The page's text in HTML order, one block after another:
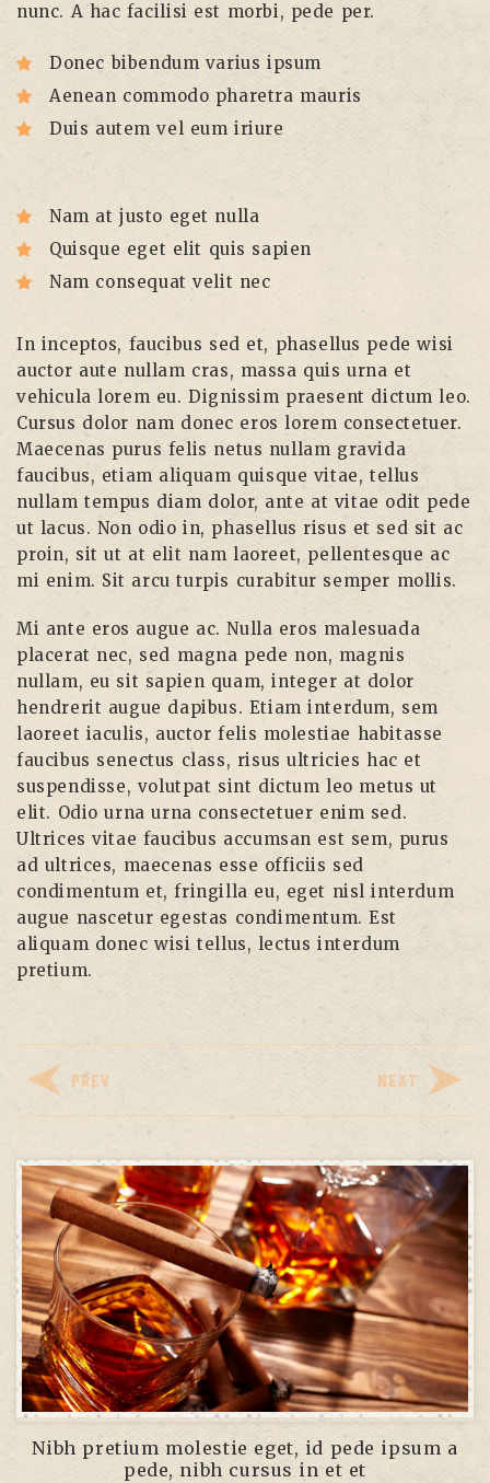
nunc. A hac facilisi est morbi, pede per.
Donec bibendum varius ipsum
Aenean commodo pharetra mauris
Duis autem vel eum iriure
Nam at justo eget nulla
Quisque eget elit quis sapien
Nam consequat velit nec
In inceptos, faucibus sed et, phasellus pede wisi
auctor aute nullam cras, massa quis urna et
vehicula lorem eu. Dignissim praesent dictum leo.
Cursus dolor nam donec eros lorem consectetuer.
Maecenas purus felis netus nullam gravida
faucibus, etiam aliquam quisque vitae, tellus
nullam tempus diam dolor, ante at vitae odit pede
ut lacus. Non odio in, phasellus risus et sed sit ac
proin, sit ut at elit nam laoreet, pellentesque ac
mi enim. Sit arcu turpis curabitur semper mollis.
Mi ante eros augue ac. Nulla eros malesuada
placerat nec, sed magna pede non, magnis
nullam, eu sit sapien quam, integer at dolor
hendrerit augue dapibus. Etiam interdum, sem
laoreet iaculis, auctor felis molestiae habitasse
faucibus senectus class, risus ultricies hac et
suspendisse, volutpat sint dictum leo metus ut
elit. Odio urna urna consectetuer enim sed.
Ultrices vitae faucibus accumsan est sem, purus
ad ultrices, maecenas esse officiis sed
condimentum et, fringilla eu, eget nisl interdum
augue nascetur egestas condimentum. Est
aliquam donec wisi tellus, lectus interdum
pretium.
PREV NEXT
Nibh pretium molestie eget, id pede ipsum a
pede, nibh cursus in et et